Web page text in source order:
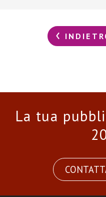
La tua